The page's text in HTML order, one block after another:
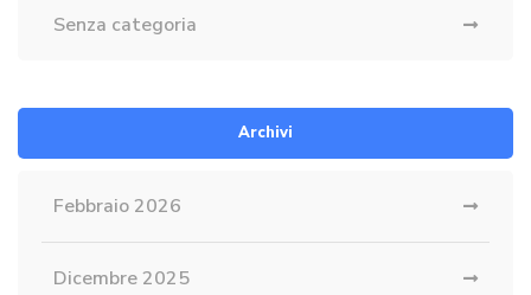
Senza categoria
Archivi
Febbraio 2026
Dicembre 2025